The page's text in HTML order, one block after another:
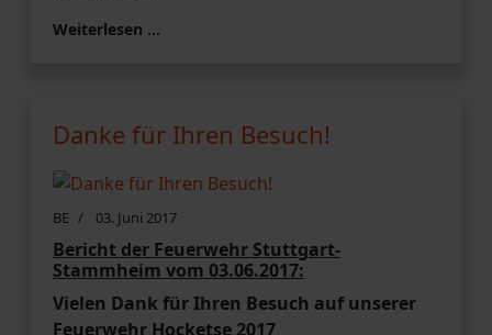
Weiterlesen …
Danke für Ihren Besuch!
BE 03. Juni 2017
Bericht der Feuerwehr Stuttgart-
Stammheim vom 03.06.2017:
Vielen Dank für Ihren Besuch auf unserer
Feuerwehr Hocketse 2017